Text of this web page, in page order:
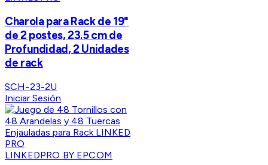
Charola para Rack de 19"
de 2 postes, 23.5 cm de
Profundidad, 2 Unidades
de rack
SCH-23-2U
Iniciar Sesión
LINKEDPRO BY EPCOM